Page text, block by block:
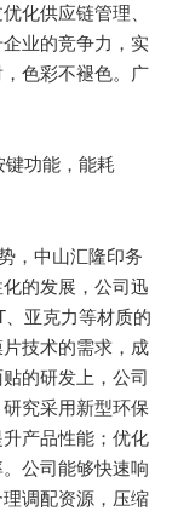
化供应链管理、
业的竞争力，实
色彩不褪色。广
功能，能耗
，中山汇隆印务
的发展，公司迅
亚克力等材质的
技术的需求，成
的研发上，公司
究采用新型环保
产品性能；优化
公司能够快速响
调配资源，压缩